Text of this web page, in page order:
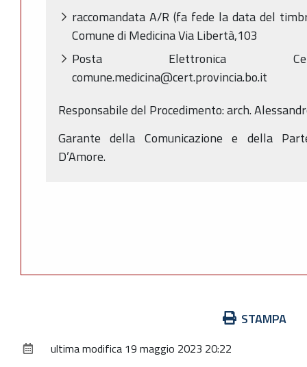
raccomandata A/R (fa fede la data del
Comune di Medicina Via Libertà,103
Posta Elettronica
comune.medicina@cert.provincia.bo.it
Responsabile del Procedimento: arch.
Garante della Comunicazione e della
D’Amore.
documento
STAMPA
ultima modifica 19 maggio 2023 20:22